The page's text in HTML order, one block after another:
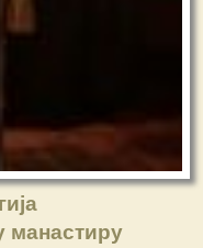
манастиру